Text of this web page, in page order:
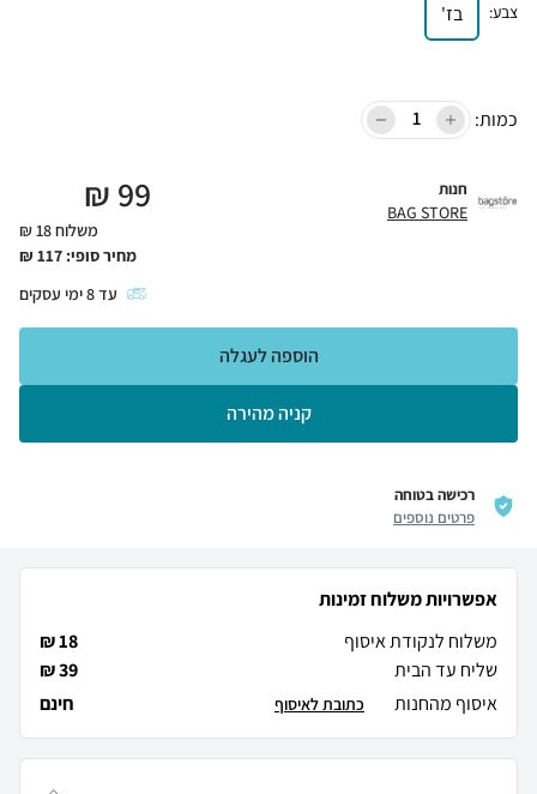
צבע: בז'
כמות:
חנות
BAG STORE
99
₪
משלוח 18 ₪
מחיר סופי: 117
₪
עד8ימי עסקים
קניה מהירה
הוספה לעגלה
רכישה בטוחה
פרטים נוספים
אפשרויות משלוח זמינות
משלוח לנקודת איסוף
18 ₪
שליח עד הבית
39 ₪
איסוף מהחנות
חינם כתובת לאיסוף